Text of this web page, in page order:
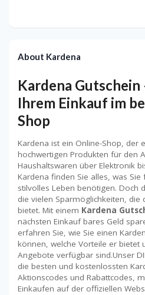
About Kardena
Kardena Gutschein
Ihrem Einkauf im
Shop
Kardena ist ein Online-Shop, der
hochwertigen Produkten für den
Haushaltswaren über Elektronik
Kardena finden Sie alles, was
stilvolles Leben benötigen. Doch
die vielen Sparmöglichkeiten, die
bietet. Mit einem Kardena
nächsten Einkauf bares Geld
erfahren Sie, wie Sie einen
können, welche Vorteile er bietet
Angebote verfügbar sind.Unser
die besten und kostenlossten
Aktionscodes und Rabattcodes,
Einkaufen auf der offiziellen